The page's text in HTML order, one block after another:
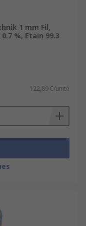
1 mm Fil,
%, Etain 99.3
122,89 €/unité